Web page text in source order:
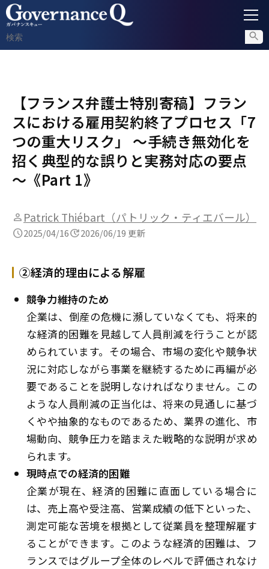
内部通報
コンプライアンス調査
不正対策
セミナー情報
【フランス弁護士特別寄稿】フラン
スにおける雇用契約終了プロセス「7
つの重大リスク」 ～手続き無効化を
招く典型的な誤りと実務対応の要点
～《Part 1》
Patrick Thiébart（パトリック・ティエバール）
2025/04/16 2026/06/19 更新
②経済的理由による解雇
競争力維持のため
企業は、倒産の危機に瀕していなくても、将来的
な経済的困難を見越して人員削減を行うことが認
められています。その場合、市場の変化や競争状
況に対応しながら事業を継続するために再編が必
要であることを説明しなければなりません。この
ような人員削減の正当化は、将来の見通しに基づ
くやや抽象的なものであるため、業界の進化、市
場動向、競争圧力を踏まえた戦略的な説明が求め
られます。
現時点での経済的困難
企業が現在、経済的困難に直面している場合に
は、売上高や受注高、営業成績の低下といった、
測定可能な苦境を根拠として従業員を整理解雇す
ることができます。このような経済的困難は、フ
ランスではグループ全体のレベルで評価されなけ